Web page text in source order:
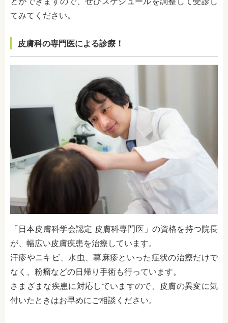
てみてください。
皮膚科の専門医による診療！
「日本皮膚科学会認定 皮膚科専門医」の資格を持つ院長
が、幅広い皮膚疾患を治療しています。
汗疹やニキビ、水虫、蕁麻疹といった症状の治療だけで
なく、粉瘤などの日帰り手術も行っています。
さまざまな疾患に対応していますので、皮膚の異変に気
付いたときはお早めにご相談ください。